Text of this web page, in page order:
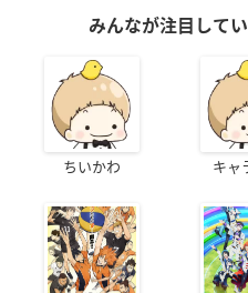
みんなが注目して
ちいかわ キャ